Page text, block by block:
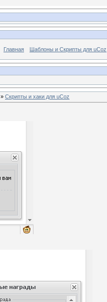
Главная Шаблоны и Скрипты для uCoz
» Скрипты и хаки для uCoz